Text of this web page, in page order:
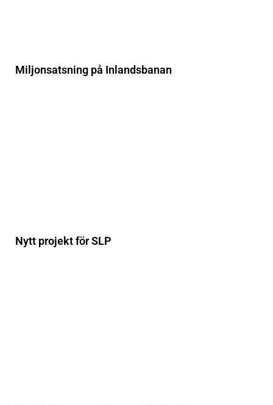
Miljonsatsning på Inlandsbanan
Nytt projekt för SLP